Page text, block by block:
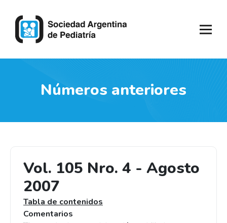
Números anteriores
Vol. 105 Nro. 4 - Agosto
2007
Tabla de contenidos
Comentarios